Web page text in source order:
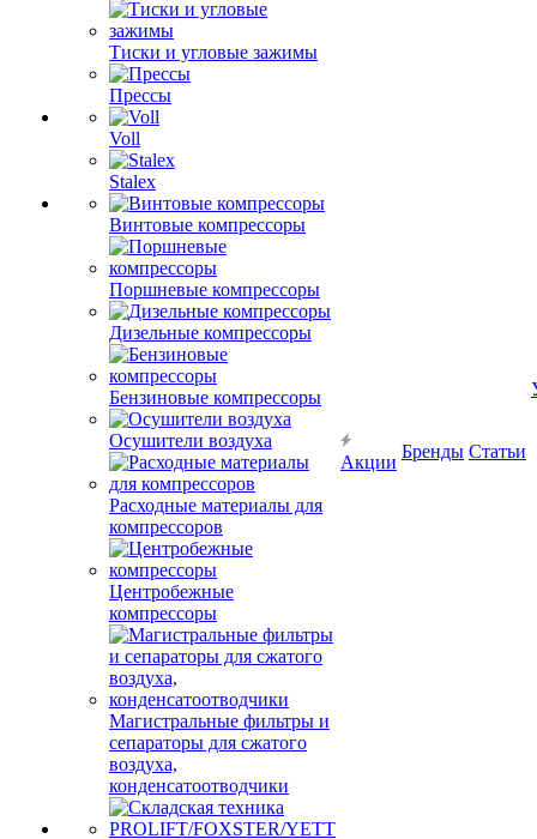
Тиски и угловые зажимы
Прессы
Voll
Stalex
Винтовые компрессоры
Поршневые компрессоры
Дизельные компрессоры
Бензиновые компрессоры
Осушители воздуха
Расходные материалы для
компрессоров
Центробежные
компрессоры
Магистральные фильтры и
сепараторы для сжатого
воздуха,
конденсатоотводчики
Акции
Бренды Статьи